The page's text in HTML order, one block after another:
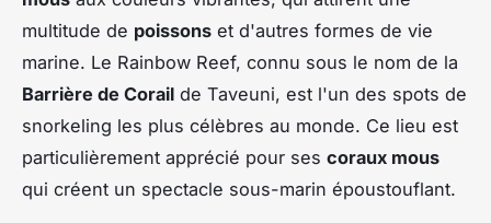
multitude de poissons et d'autres formes de vie
marine. Le Rainbow Reef, connu sous le nom de la
Barrière de Corail de Taveuni, est l'un des spots de
snorkeling les plus célèbres au monde. Ce lieu est
particulièrement apprécié pour ses coraux mous
qui créent un spectacle sous-marin époustouflant.